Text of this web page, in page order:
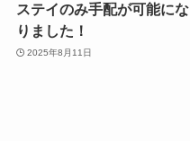
ステイのみ手配が可能にな
りました！
2025年8月11日